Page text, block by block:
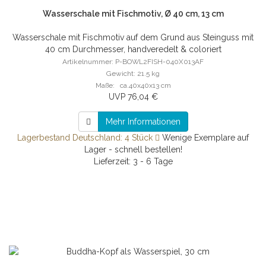
Wasserschale mit Fischmotiv, Ø 40 cm, 13 cm
Wasserschale mit Fischmotiv auf dem Grund aus Steinguss mit
40 cm Durchmesser, handveredelt & coloriert
Artikelnummer: P-BOWL2FISH-040X013AF
Gewicht: 21.5 kg
Maße: ca.40x40x13 cm
UVP 76,04 €
Mehr Informationen
Lagerbestand Deutschland: 4 Stück
Wenige Exemplare auf
Lager - schnell bestellen!
Lieferzeit: 3 - 6 Tage